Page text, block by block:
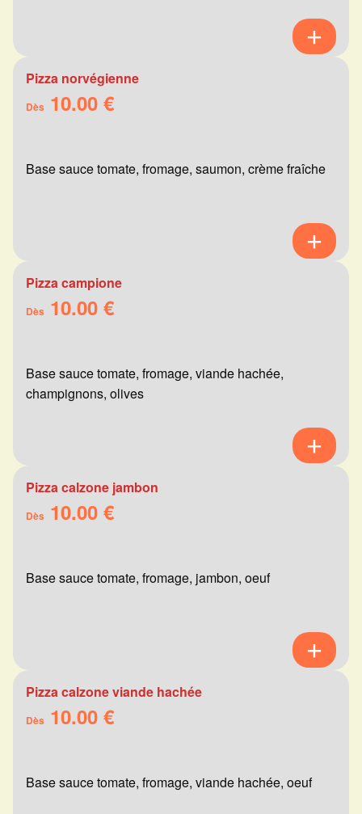
Pizza norvégienne
Dès 10.00 €
Base sauce tomate, fromage, saumon, crème fraîche
Pizza campione
Dès 10.00 €
Base sauce tomate, fromage, viande hachée,
champignons, olives
Pizza calzone jambon
Dès 10.00 €
Base sauce tomate, fromage, jambon, oeuf
Pizza calzone viande hachée
Dès 10.00 €
Base sauce tomate, fromage, viande hachée, oeuf